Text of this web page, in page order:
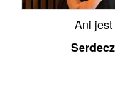
Ani jest